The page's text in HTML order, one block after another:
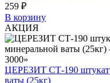
259 ₽
В корзину
АКЦИЯ
ЦЕРЕЗИТ СТ-190
ваты (25кг)